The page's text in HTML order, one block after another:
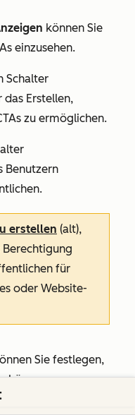
können Sie
einzusehen.
Schalter
das Erstellen,
zu ermöglichen.
Benutzern
erstellen (alt),
Berechtigung
für
oder Website-
Sie festlegen,
können.